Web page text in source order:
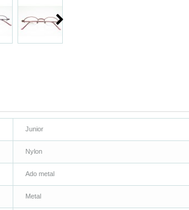
Junior
Nylon
Ado metal
Metal